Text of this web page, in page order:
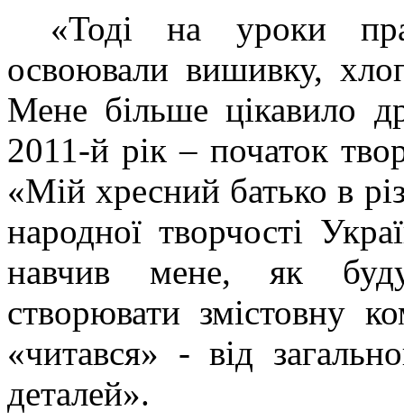
«Тоді на уроки
освоювали вишивку,
Мене більше цікавило
2011-й рік – початок
«Мій хресний батько в
народної творчості
навчив мене, як
створювати змістовну
«читався» - від
деталей».